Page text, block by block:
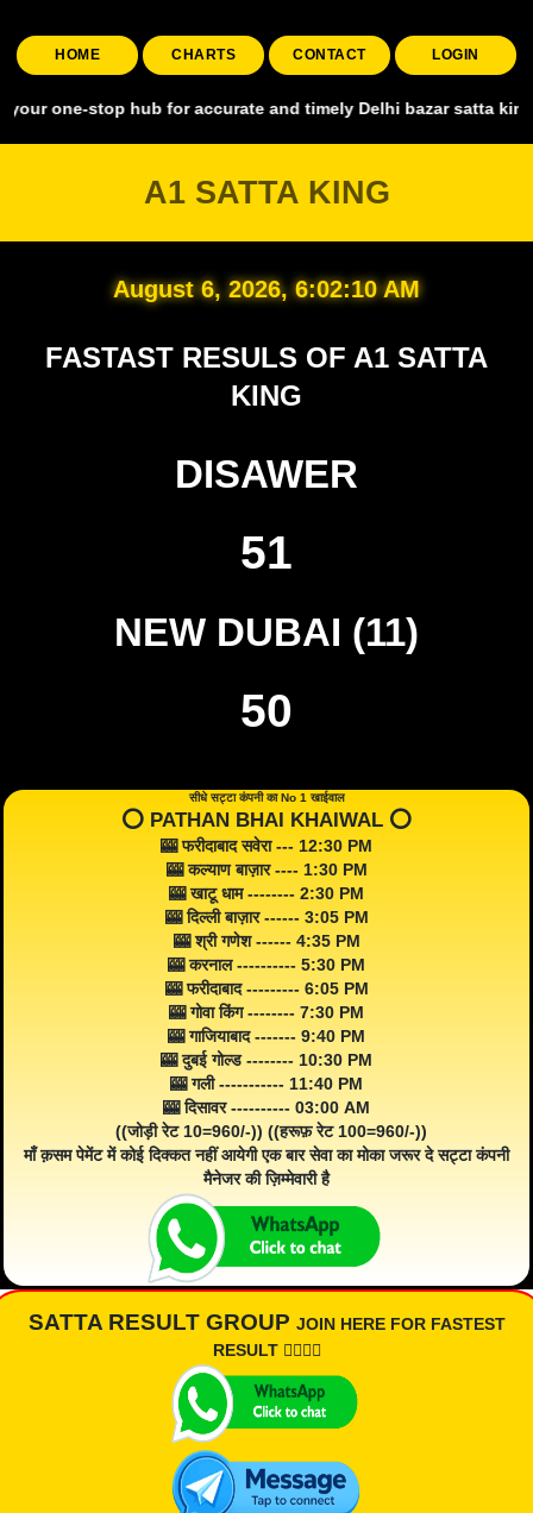
HOME CHARTS CONTACT LOGIN
hub for accurate and timely Delhi bazar satta king,
A1 SATTA KING
August 6, 2026, 6:02:11 AM
FASTAST RESULS OF A1 SATTA
KING
DISAWER
51
NEW DUBAI (11)
50
सीधे सट्टा कंपनी का No 1 खाईवाल
⭕️ PATHAN BHAI KHAIWAL ⭕️
🎰 फरीदाबाद सवेरा --- 12:30 PM
🎰 कल्याण बाज़ार ---- 1:30 PM
🎰 खाटू धाम -------- 2:30 PM
🎰 दिल्ली बाज़ार ------ 3:05 PM
🎰 श्री गणेश ------ 4:35 PM
🎰 करनाल ---------- 5:30 PM
🎰 फरीदाबाद --------- 6:05 PM
🎰 गोवा किंग -------- 7:30 PM
🎰 गाजियाबाद ------- 9:40 PM
🎰 दुबई गोल्ड -------- 10:30 PM
🎰 गली ----------- 11:40 PM
🎰 दिसावर ---------- 03:00 AM
((जोड़ी रेट 10=960/-)) ((हरूफ़ रेट 100=960/-))
माँ क़सम पेमेंट में कोई दिक्कत नहीं आयेगी एक बार सेवा का मोका जरूर दे सट्टा कंपनी
मैनेजर की ज़िम्मेवारी है
SATTA RESULT GROUP JOIN HERE FOR FASTEST
RESULT 👇🏾👇🏾